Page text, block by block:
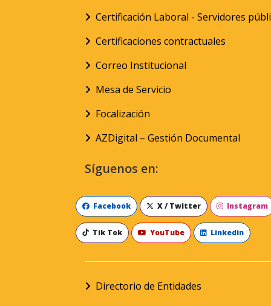
Certificación Laboral - Servidores
Certificaciones contractuales
Correo Institucional
Mesa de Servicio
Focalización
AZDigital – Gestión Documental
Síguenos en:
Facebook X / Twitter Instagram
Tik Tok YouTube Linkedin
Directorio de Entidades